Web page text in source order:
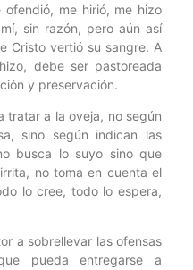
me hirió, me hizo
sin razón, pero aún así
Cristo vertió su sangre. A
debe ser pastoreada
y preservación.
tratar a la oveja, no según
sino según indican las
busca lo suyo sino que
no toma en cuenta el
lo cree, todo lo espera,
a sobrellevar las ofensas
pueda entregarse a